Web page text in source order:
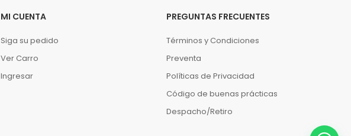
MI CUENTA
Siga su pedido
Ver Carro
Ingresar
PREGUNTAS FRECUENTES
Términos y Condiciones
Preventa
Políticas de Privacidad
Código de buenas prácticas
Despacho/Retiro